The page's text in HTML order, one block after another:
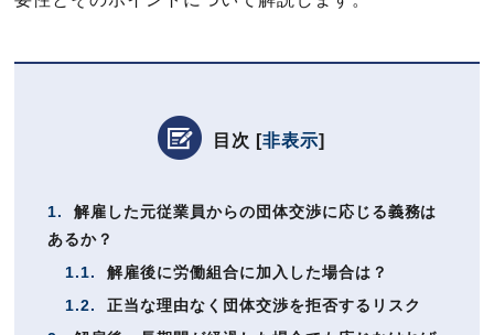
目次 [非表示]
1.
解雇した元従業員からの団体交渉に応じる義務は
あるか？
1.1.
解雇後に労働組合に加入した場合は？
1.2.
正当な理由なく団体交渉を拒否するリスク